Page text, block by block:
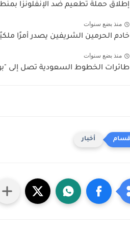
إطلاق حملة تطعيم ضد الإنفلونزا
منذ بضع سنوات
خادم الحرمين الشريفين يصدر أمرًا ملكيًا بترقية
منذ بضع سنوات
طائرات الخطوط السعودية تصل إلى
أخبار